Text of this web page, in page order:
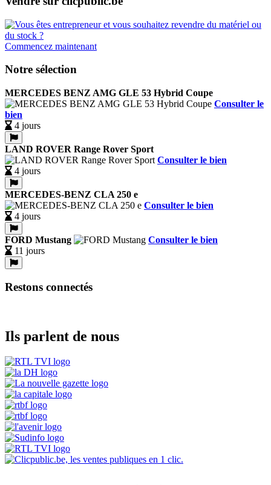
Commencez maintenant
Notre sélection
MERCEDES BENZ AMG GLE 53 Hybrid Coupe
Consulter le
bien
4 jours
LAND ROVER Range Rover Sport
Consulter le bien
4 jours
MERCEDES-BENZ CLA 250 e
Consulter le bien
4 jours
FORD Mustang
Consulter le bien
11 jours
Restons connectés
Ils parlent de nous